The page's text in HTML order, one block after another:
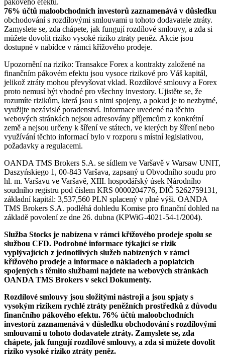
76% účtů maloobchodních investorů zaznamenává v důsledku
obchodování s rozdílovými smlouvami u tohoto dodavatele ztráty.
Zamyslete se, zda chápete, jak fungují rozdílové smlouvy, a zda si
můžete dovolit riziko vysoké riziko ztráty peněz. Akcie jsou
dostupné v nabídce v rámci křížového prodeje.
Upozornění na riziko: Transakce Forex a kontrakty založené na
finančním pákovém efektu jsou vysoce rizikové pro Váš kapitál,
jelikož ztráty mohou převyšovat vklad. Rozdílové smlouvy a Forex
proto nemusí být vhodné pro všechny investory. Ujistěte se, že
rozumíte rizikům, která jsou s nimi spojeny, a pokud je to nezbytné,
využijte nezávislé poradenství. Informace uvedené na těchto
webových stránkách nejsou adresovány příjemcům z konkrétní
země a nejsou určeny k šíření ve státech, ve kterých by šíření nebo
využívání těchto informací bylo v rozporu s místní legislativou,
požadavky a regulacemi.
OANDA TMS Brokers S.A. se sídlem ve Varšavě v Warsaw UNIT,
Daszyńskiego 1, 00-843 Varšava, zapsaný u Obvodního soudu pro
hl. m. Varšavu ve Varšavě, XIII. hospodářský úsek Národního
soudního registru pod číslem KRS 0000204776, DIČ 5262759131,
základní kapitál: 3,537,560 PLN splacený v plné výši. OANDA
TMS Brokers S.A. podléhá dohledu Komise pro finanční dohled na
základě povolení ze dne 26. dubna (KPWiG-4021-54-1/2004).
Služba Stocks je nabízena v rámci křížového prodeje spolu se
službou CFD. Podrobné informace týkající se rizik
vyplývajících z jednotlivých služeb nabízených v rámci
křížového prodeje a informace o nákladech a poplatcích
spojených s těmito službami najdete na webových stránkách
OANDA TMS Brokers v sekci Dokumenty.
Rozdílové smlouvy jsou složitými nástroji a jsou spjaty s
vysokým rizikem rychlé ztráty peněžních prostředků z důvodu
finančního pákového efektu. 76% účtů maloobchodních
investorů zaznamenává v důsledku obchodování s rozdílovými
smlouvami u tohoto dodavatele ztráty. Zamyslete se, zda
chápete, jak fungují rozdílové smlouvy, a zda si můžete dovolit
riziko vysoké riziko ztráty peněz.